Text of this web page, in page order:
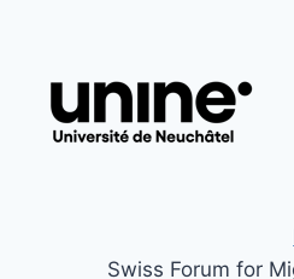
Swiss Forum for